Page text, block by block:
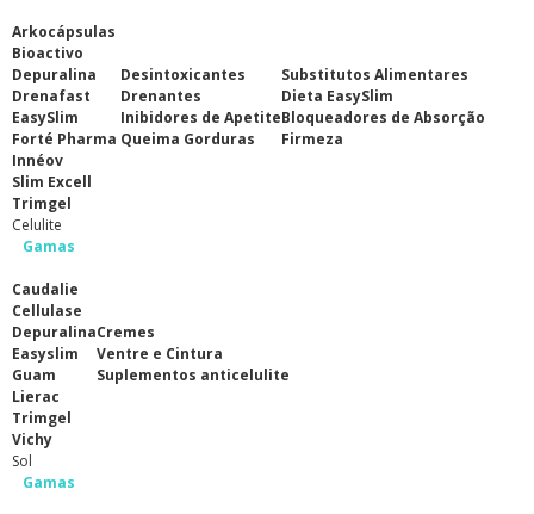
Arkocápsulas
Bioactivo
Depuralina
Drenafast
EasySlim
Forté Pharma
Innéov
Slim Excell
Trimgel
Desintoxicantes
Drenantes
Inibidores de Apetite
Queima Gorduras
Substitutos Alimentares
Dieta EasySlim
Bloqueadores de Absorção
Firmeza
Celulite
Gamas
Caudalie
Cellulase
Depuralina
Easyslim
Guam
Lierac
Trimgel
Vichy
Cremes
Ventre e Cintura
Suplementos anticelulite
Sol
Gamas